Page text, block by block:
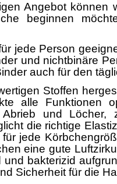
Angebot
beginnen
jede Person
und nichtbinäre
auch für den
Stoffen
alle Funktionen
Abrieb und
die richtige
jede
eine gute
bakterizid
Sicherheit für die